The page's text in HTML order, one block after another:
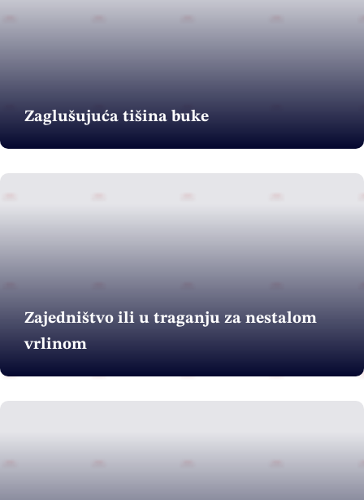
Zaglušujuća tišina buke
Zajedništvo ili u traganju za nestalom
vrlinom